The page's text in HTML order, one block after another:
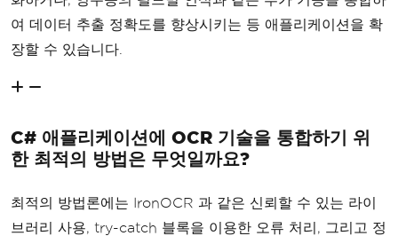
여 데이터 추출 정확도를 향상시키는 등 애플리케이션을 확
장할 수 있습니다.
C# 애플리케이션에 OCR 기술을 통합하기 위
한 최적의 방법은 무엇일까요?
최적의 방법론에는 IronOCR 과 같은 신뢰할 수 있는 라이
브러리 사용, try-catch 블록을 이용한 오류 처리, 그리고 정